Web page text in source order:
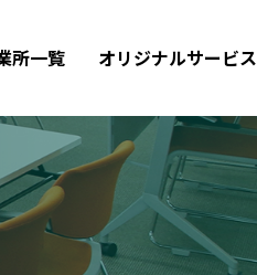
所一覧 オリジナルサービス